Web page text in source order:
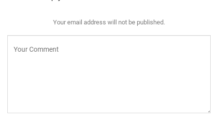
Your email address will not be published.